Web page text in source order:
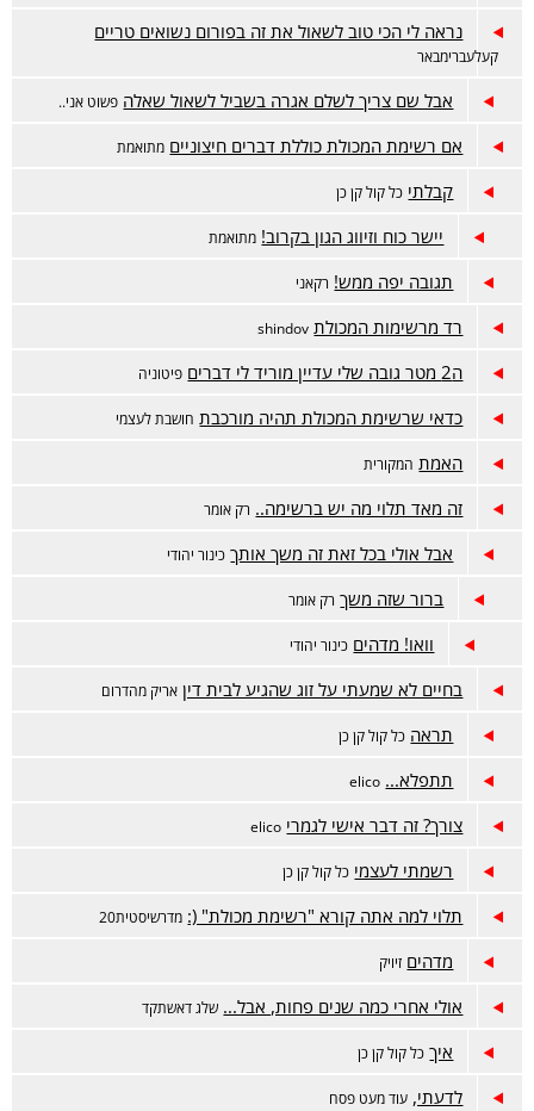
נראה לי הכי טוב לשאול את זה בפורום נשואים טריים
קעלעברימבאר
אבל שם צריך לשלם אגרה בשביל לשאול שאלה פשוט אני..
אם רשימת המכולת כוללת דברים חיצוניים מתואמת
קבלתי כל קול קן כן
יישר כוח וזיווג הגון בקרוב! מתואמת
תגובה יפה ממש! רקאני
רד מרשימות המכולת shindov
ה2 מטר גובה שלי עדיין מוריד לי דברים פיטוניה
כדאי שרשימת המכולת תהיה מורכבת חושבת לעצמי
האמת המקורית
זה מאד תלוי מה יש ברשימה.. רק אומר
אבל אולי בכל זאת זה משך אותך כינור יהודי
ברור שזה משך רק אומר
וואו! מדהים כינור יהודי
בחיים לא שמעתי על זוג שהגיע לבית דין אריק מהדרום
תראה כל קול קן כן
תתפלא... elico
צורך? זה דבר אישי לגמרי elico
רשמתי לעצמי כל קול קן כן
תלוי למה אתה קורא "רשימת מכולת" (: מדרשיסטית20
מדהים זיויק
אולי אחרי כמה שנים פחות, אבל... שלג דאשתקד
איך כל קול קן כן
לדעתי, עוד מעט פסח